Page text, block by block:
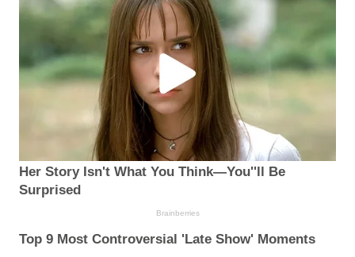
Her Story Isn't What You Think—You''ll Be
Surprised
Brainberries
Top 9 Most Controversial 'Late Show' Moments